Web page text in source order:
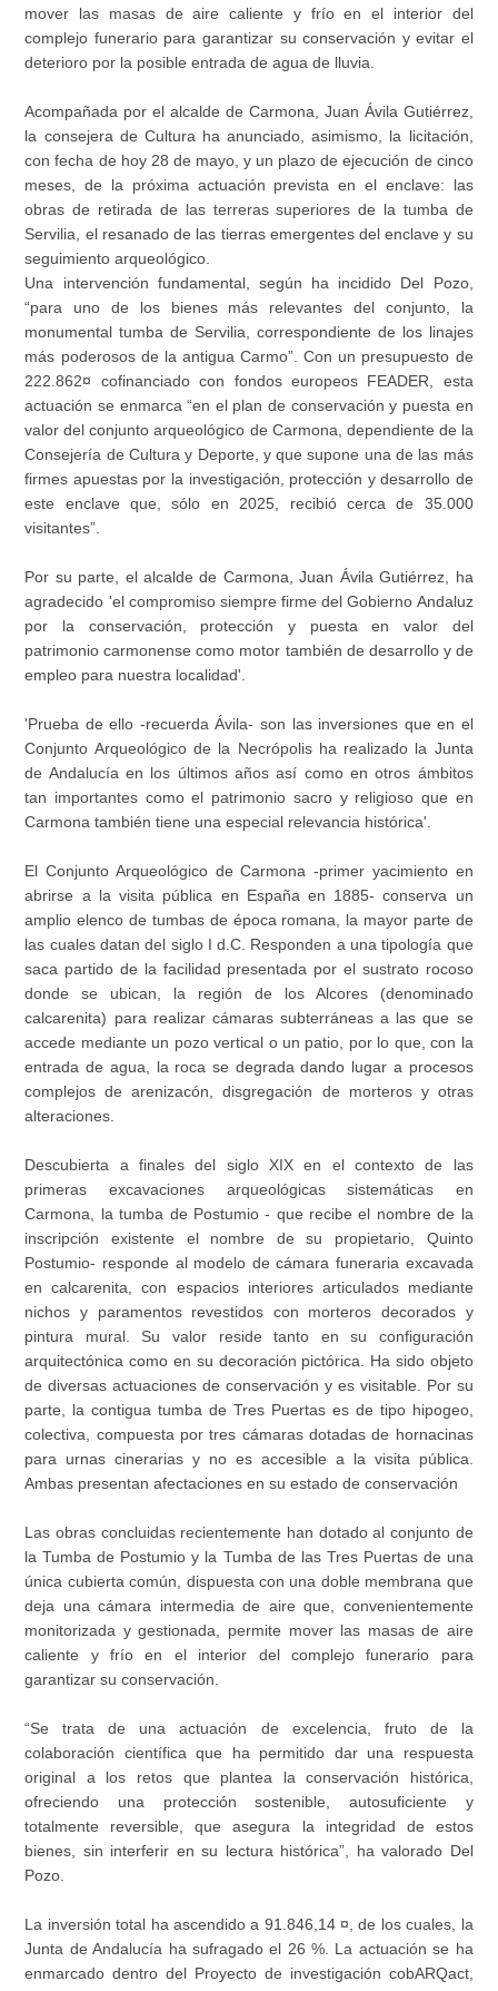
mover las masas de aire caliente y frío en el interior del
complejo funerario para garantizar su conservación y evitar el
deterioro por la posible entrada de agua de lluvia.
Acompañada por el alcalde de Carmona, Juan Ávila Gutiérrez,
la consejera de Cultura ha anunciado, asimismo, la licitación,
con fecha de hoy 28 de mayo, y un plazo de ejecución de cinco
meses, de la próxima actuación prevista en el enclave: las
obras de retirada de las terreras superiores de la tumba de
Servilia, el resanado de las tierras emergentes del enclave y su
seguimiento arqueológico.
Una intervención fundamental, según ha incidido Del Pozo,
“para uno de los bienes más relevantes del conjunto, la
monumental tumba de Servilia, correspondiente de los linajes
más poderosos de la antigua Carmo”. Con un presupuesto de
222.862¤ cofinanciado con fondos europeos FEADER, esta
actuación se enmarca “en el plan de conservación y puesta en
valor del conjunto arqueológico de Carmona, dependiente de la
Consejería de Cultura y Deporte, y que supone una de las más
firmes apuestas por la investigación, protección y desarrollo de
este enclave que, sólo en 2025, recibió cerca de 35.000
visitantes”.
Por su parte, el alcalde de Carmona, Juan Ávila Gutiérrez, ha
agradecido 'el compromiso siempre firme del Gobierno Andaluz
por la conservación, protección y puesta en valor del
patrimonio carmonense como motor también de desarrollo y de
empleo para nuestra localidad'.
'Prueba de ello -recuerda Ávila- son las inversiones que en el
Conjunto Arqueológico de la Necrópolis ha realizado la Junta
de Andalucía en los últimos años así como en otros ámbitos
tan importantes como el patrimonio sacro y religioso que en
Carmona también tiene una especial relevancia histórica'.
El Conjunto Arqueológico de Carmona -primer yacimiento en
abrirse a la visita pública en España en 1885- conserva un
amplio elenco de tumbas de época romana, la mayor parte de
las cuales datan del siglo I d.C. Responden a una tipología que
saca partido de la facilidad presentada por el sustrato rocoso
donde se ubican, la región de los Alcores (denominado
calcarenita) para realizar cámaras subterráneas a las que se
accede mediante un pozo vertical o un patio, por lo que, con la
entrada de agua, la roca se degrada dando lugar a procesos
complejos de arenizacón, disgregación de morteros y otras
alteraciones.
Descubierta a finales del siglo XIX en el contexto de las
primeras excavaciones arqueológicas sistemáticas en
Carmona, la tumba de Postumio - que recibe el nombre de la
inscripción existente el nombre de su propietario, Quinto
Postumio- responde al modelo de cámara funeraria excavada
en calcarenita, con espacios interiores articulados mediante
nichos y paramentos revestidos con morteros decorados y
pintura mural. Su valor reside tanto en su configuración
arquitectónica como en su decoración pictórica. Ha sido objeto
de diversas actuaciones de conservación y es visitable. Por su
parte, la contigua tumba de Tres Puertas es de tipo hipogeo,
colectiva, compuesta por tres cámaras dotadas de hornacinas
para urnas cinerarias y no es accesible a la visita pública.
Ambas presentan afectaciones en su estado de conservación
Las obras concluidas recientemente han dotado al conjunto de
la Tumba de Postumio y la Tumba de las Tres Puertas de una
única cubierta común, dispuesta con una doble membrana que
deja una cámara intermedia de aire que, convenientemente
monitorizada y gestionada, permite mover las masas de aire
caliente y frío en el interior del complejo funerario para
garantizar su conservación.
“Se trata de una actuación de excelencia, fruto de la
colaboración científica que ha permitido dar una respuesta
original a los retos que plantea la conservación histórica,
ofreciendo una protección sostenible, autosuficiente y
totalmente reversible, que asegura la integridad de estos
bienes, sin interferir en su lectura histórica”, ha valorado Del
Pozo.
La inversión total ha ascendido a 91.846,14 ¤, de los cuales, la
Junta de Andalucía ha sufragado el 26 %. La actuación se ha
enmarcado dentro del Proyecto de investigación cobARQact,